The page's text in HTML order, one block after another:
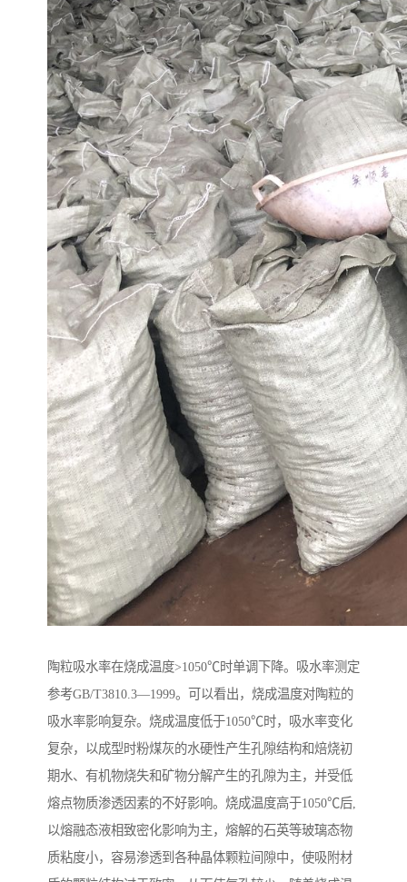
陶粒吸水率在烧成温度>1050℃时单调下降。吸水率测定
参考GB/T3810.3—1999。可以看出，烧成温度对陶粒的
吸水率影响复杂。烧成温度低于1050℃时，吸水率变化
复杂，以成型时粉煤灰的水硬性产生孔隙结构和焙烧初
期水、有机物烧失和矿物分解产生的孔隙为主，并受低
熔点物质渗透因素的不好影响。烧成温度高于1050℃后,
以熔融态液相致密化影响为主，熔解的石英等玻璃态物
质粘度小，容易渗透到各种晶体颗粒间隙中，使吸附材